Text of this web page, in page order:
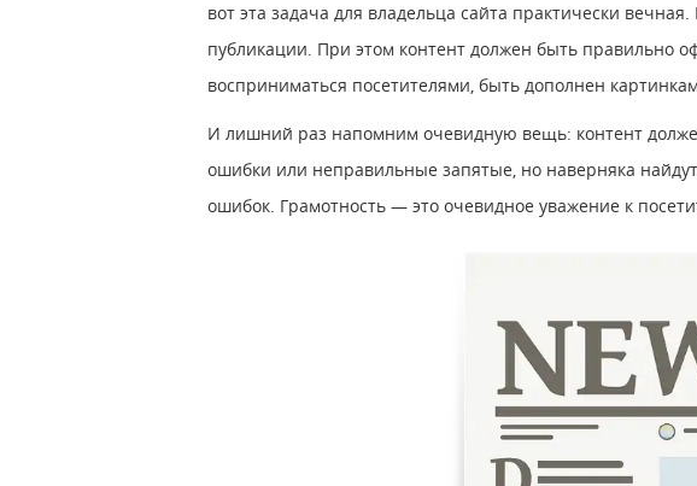
вот эта задача для владельца сайта практически
публикации. При этом контент должен быть правильно
восприниматься посетителями, быть дополнен
И лишний раз напомним очевидную вещь: контент
ошибки или неправильные запятые, но наверняка
ошибок. Грамотность — это очевидное уважение к